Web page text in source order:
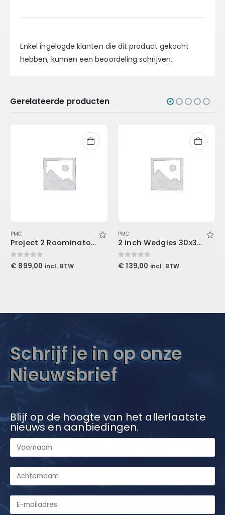
Enkel ingelogde klanten die dit product gekocht
hebben, kunnen een beoordeling schrijven.
Gerelateerde producten
PMC
Project 2 Roominator Kit Burgundy
0out of 5
€ 899,00 incl. BTW
PMC
2 inch Wedgies 30x30x5cm, Purple
0out of 5
€ 139,00 incl. BTW
Schrijf je in op onze
Nieuwsbrief
Blijf op de hoogte van het allerlaatste
nieuws en aanbiedingen.